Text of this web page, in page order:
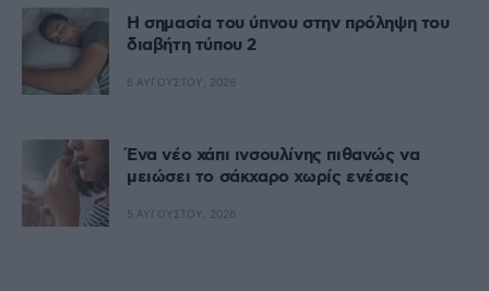
Η σημασία του ύπνου στην πρόληψη του
διαβήτη τύπου 2
6 ΑΥΓΟΎΣΤΟΥ, 2026
Ένα νέο χάπι ινσουλίνης πιθανώς να
μειώσει το σάκχαρο χωρίς ενέσεις
5 ΑΥΓΟΎΣΤΟΥ, 2026